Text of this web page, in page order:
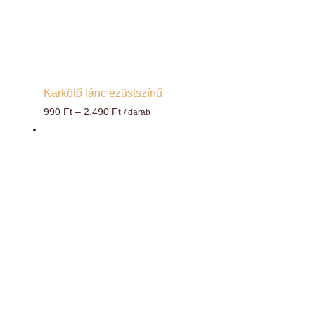
Karkötő lánc ezüstszínű
990 Ft – 2.490 FtÁrtartomány:
/ darab